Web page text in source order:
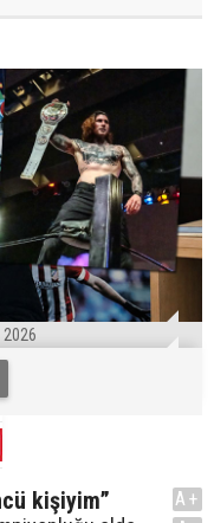
kişiyim”
A+